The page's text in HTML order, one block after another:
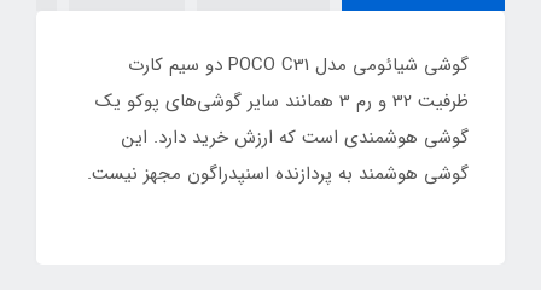
گوشی شیائومی مدل POCO C31 دو سیم‌ کارت
ظرفیت 32 و رم 3 همانند سایر گوشی‌های پوکو یک
گوشی هوشمندی است که ارزش خرید دارد. این
گوشی هوشمند به پردازنده اسنپدراگون مجهز نیست.